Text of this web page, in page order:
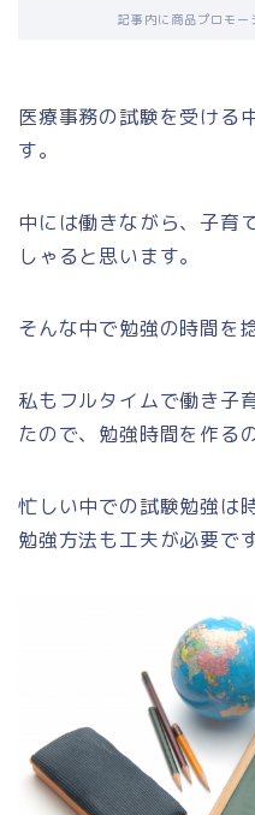
記事内に商品プロモー
医療事務の試験を受ける
す。
中には働きながら、子育
しゃると思います。
そんな中で勉強の時間を
私もフルタイムで働き子
たので、勉強時間を作る
忙しい中での試験勉強は
勉強方法も工夫が必要です